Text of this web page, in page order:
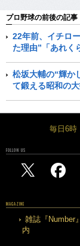
プロ野球の前後の記事
22年前、イチロ
た理由”「あれく
松坂大輔の“輝か
て鍛える昭和の
毎日6時
FOLLOW US
MAGAZINE
雑誌『Number
内